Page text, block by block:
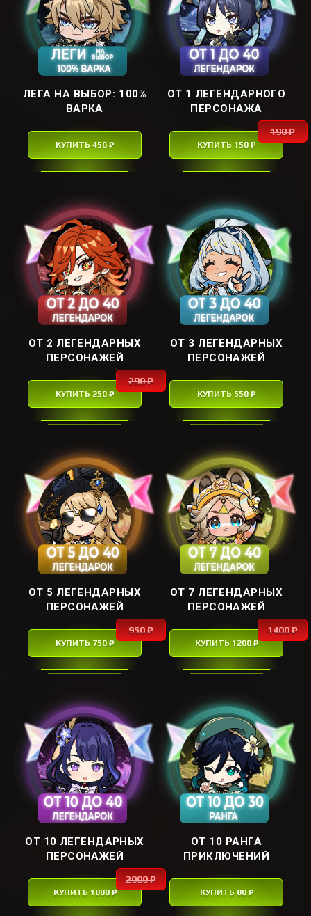
ЛЕГА НА ВЫБОР: ㅤ100%
ВАРКАㅤ
КУПИТЬ 450 ₽
ОТ 1 ЛЕГЕНДАРНОГО
ПЕРСОНАЖА
КУПИТЬ 150 ₽
190 ₽
ОТ 2 ЛЕГЕНДАРНЫХ
ПЕРСОНАЖЕЙ
КУПИТЬ 250 ₽
290 ₽
ОТ 3 ЛЕГЕНДАРНЫХ
ПЕРСОНАЖЕЙ
КУПИТЬ 550 ₽
ОТ 5 ЛЕГЕНДАРНЫХ
ПЕРСОНАЖЕЙ
КУПИТЬ 750 ₽
950 ₽
ОТ 7 ЛЕГЕНДАРНЫХ
ПЕРСОНАЖЕЙ
КУПИТЬ 1200 ₽
1400 ₽
ОТ 10 ЛЕГЕНДАРНЫХ
ПЕРСОНАЖЕЙ
КУПИТЬ 1800 ₽
2000 ₽
ОТ 10 РАНГА
ПРИКЛЮЧЕНИЙ
КУПИТЬ 80 ₽